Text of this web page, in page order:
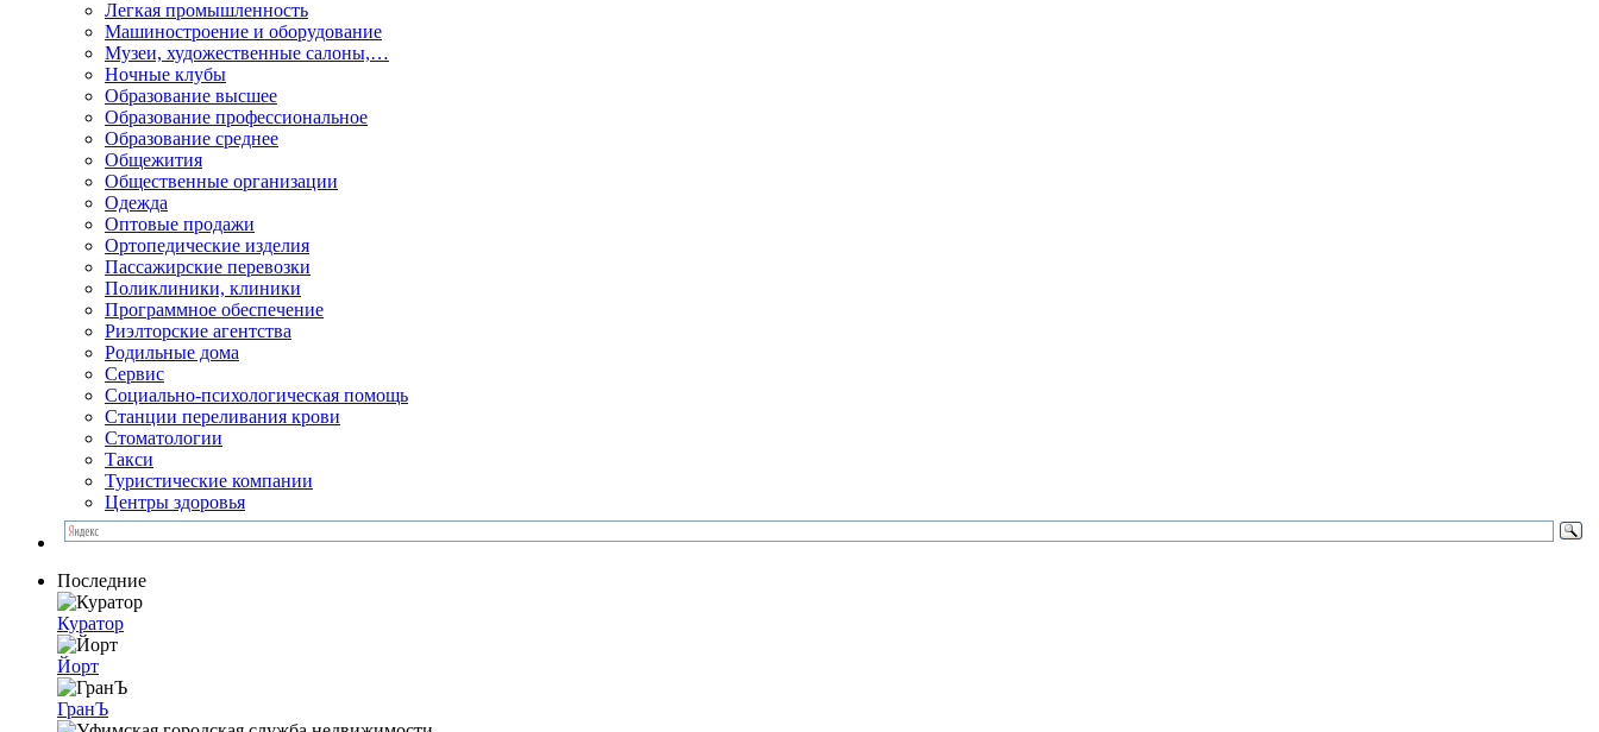
Легкая промышленность
Машиностроение и оборудование
Музеи, художественные салоны,…
Ночные клубы
Образование высшее
Образование профессиональное
Образование среднее
Общежития
Общественные организации
Одежда
Оптовые продажи
Ортопедические изделия
Пассажирские перевозки
Поликлиники, клиники
Программное обеспечение
Риэлторские агентства
Родильные дома
Сервис
Социально-психологическая помощь
Станции переливания крови
Стоматологии
Такси
Туристические компании
Центры здоровья
Последние
Куратор
Йорт
ГранЪ